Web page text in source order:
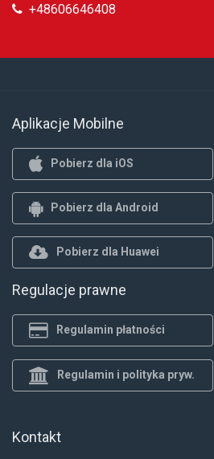
+48606646408
Aplikacje Mobilne
Pobierz dla iOS
Pobierz dla Android
Pobierz dla Huawei
Regulacje prawne
Regulamin płatności
Regulamin i polityka pryw.
Kontakt